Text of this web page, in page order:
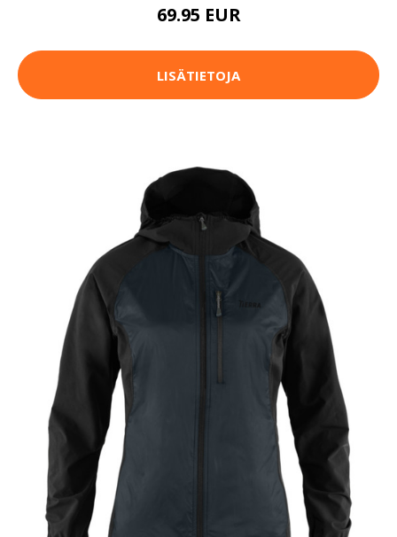
69.95 EUR
LISÄTIETOJA